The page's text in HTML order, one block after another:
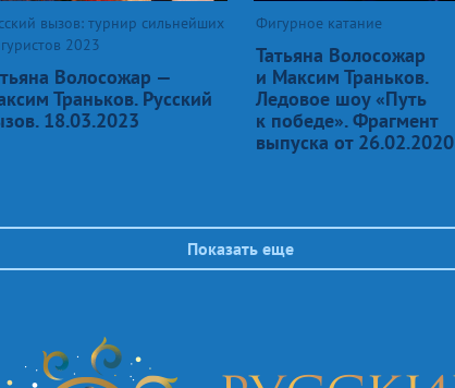
вызов: турнир сильнейших
2023
Волосожар —
Траньков. Русский
18.03.2023
Фигурное катание
Татьяна Волосожар
и Максим Траньков.
Ледовое шоу «Путь
к победе». Фрагмент
выпуска от 26.02.2020
Показать еще